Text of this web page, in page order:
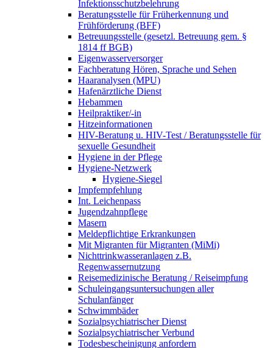
Infektionsschutzbelehrung
Beratungsstelle für Früherkennung und
Frühförderung (BFF)
Betreuungsstelle (gesetzl. Betreuung gem. §
1814 ff BGB)
Eigenwasserversorger
Fachberatung Hören, Sprache und Sehen
Haaranalysen (MPU)
Hafenärztliche Dienst
Hebammen
Heilpraktiker/-in
Hitzeinformationen
HIV-Beratung u. HIV-Test / Beratungsstelle für
sexuelle Gesundheit
Hygiene in der Pflege
Hygiene-Netzwerk
Hygiene-Siegel
Impfempfehlung
Int. Leichenpass
Jugendzahnpflege
Masern
Meldepflichtige Erkrankungen
Mit Migranten für Migranten (MiMi)
Nichttrinkwasseranlagen z.B.
Regenwassernutzung
Reisemedizinische Beratung / Reiseimpfung
Schuleingangsuntersuchungen aller
Schulanfänger
Schwimmbäder
Sozialpsychiatrischer Dienst
Sozialpsychiatrischer Verbund
Todesbescheinigung anfordern